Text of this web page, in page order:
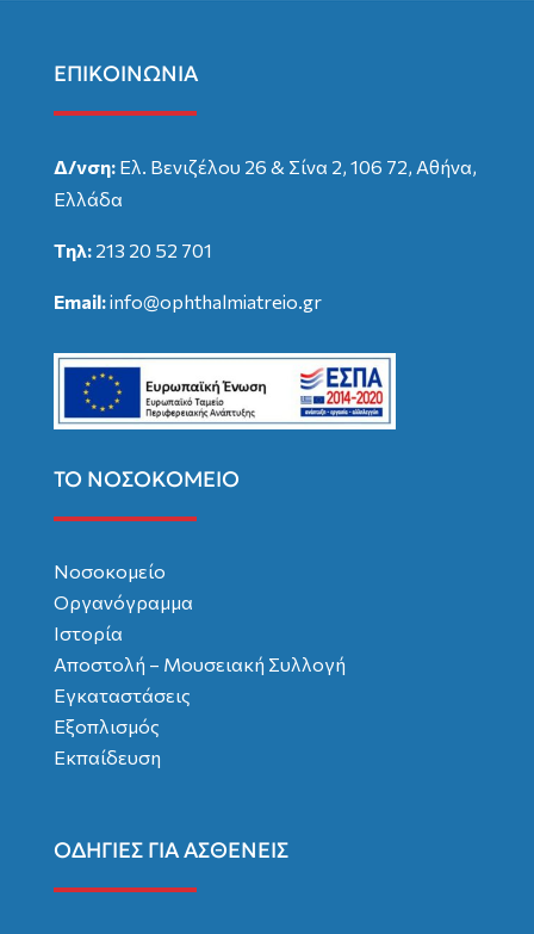
ΕΠΙΚΟΙΝΩΝΙΑ
Δ/νση:Ελ. Βενιζέλου 26 & Σίνα 2, 106 72, Αθήνα,
Ελλάδα
Τηλ: 213 20 52 701
Email:info@ophthalmiatreio.gr
ΤΟ ΝΟΣΟΚΟΜΕΙΟ
Νοσοκομείο
Οργανόγραμμα
Ιστορία
Αποστολή – Μουσειακή Συλλογή
Εγκαταστάσεις
Εξοπλισμός
Εκπαίδευση
ΟΔΗΓΙΕΣ ΓΙΑ ΑΣΘΕΝΕΙΣ